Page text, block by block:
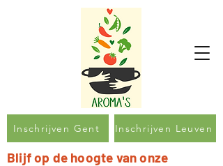
Inschrijven Gent Inschrijven Leuven
Blijf op de hoogte van onze